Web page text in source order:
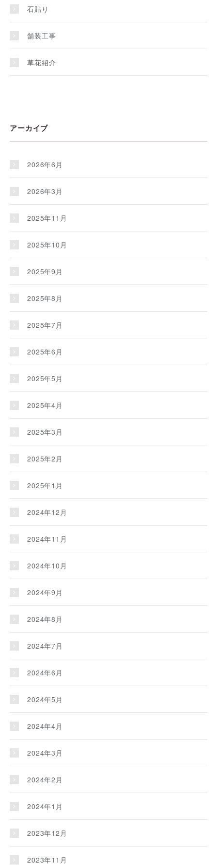
石貼り
舗装工事
草花紹介
アーカイブ
2026年6月
2026年3月
2025年11月
2025年10月
2025年9月
2025年8月
2025年7月
2025年6月
2025年5月
2025年4月
2025年3月
2025年2月
2025年1月
2024年12月
2024年11月
2024年10月
2024年9月
2024年8月
2024年7月
2024年6月
2024年5月
2024年4月
2024年3月
2024年2月
2024年1月
2023年12月
2023年11月